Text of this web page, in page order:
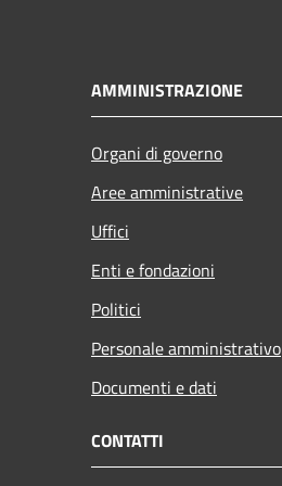
AMMINISTRAZIONE
Organi di governo
Aree amministrative
Uffici
Enti e fondazioni
Politici
Personale amministrativo
Documenti e dati
CONTATTI